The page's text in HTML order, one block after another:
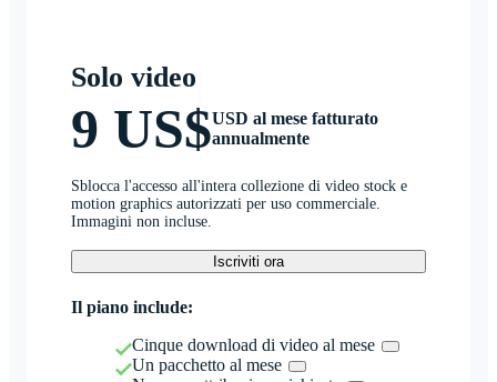
Solo video
9 US$USD al mese fatturato
annualmente
Sblocca l'accesso all'intera collezione di video stock e
motion graphics autorizzati per uso commerciale.
Immagini non incluse.
Iscriviti ora
Il piano include:
Cinque download di video al mese
Un pacchetto al mese